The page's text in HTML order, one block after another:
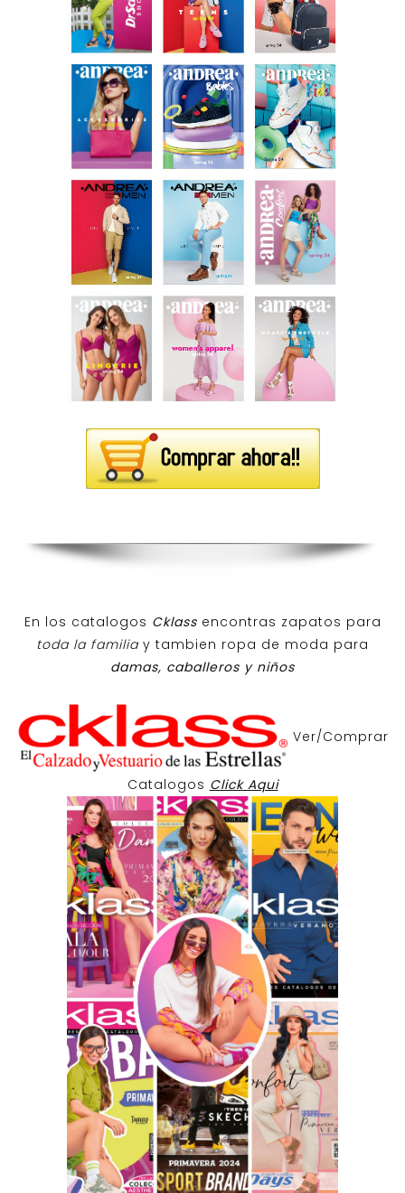
En los catalogos Cklass encontras zapatos para
toda la familiay tambien ropa de moda para
damas, caballeros y niños
Ver/Comprar
Catalogos Click Aqui